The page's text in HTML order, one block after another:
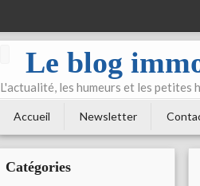
Le blog
L'actualité, les humeurs et les
Accueil Newsletter
Catégories